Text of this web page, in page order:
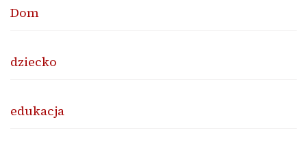
Dom
dziecko
edukacja